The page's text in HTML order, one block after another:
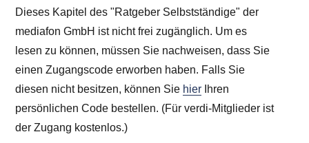
Dieses Kapitel des "Ratgeber Selbstständige" der
mediafon GmbH ist nicht frei zugänglich. Um es
lesen zu können, müssen Sie nachweisen, dass Sie
einen Zugangscode erworben haben. Falls Sie
diesen nicht besitzen, können Sie hier Ihren
persönlichen Code bestellen. (Für verdi-Mitglieder ist
der Zugang kostenlos.)